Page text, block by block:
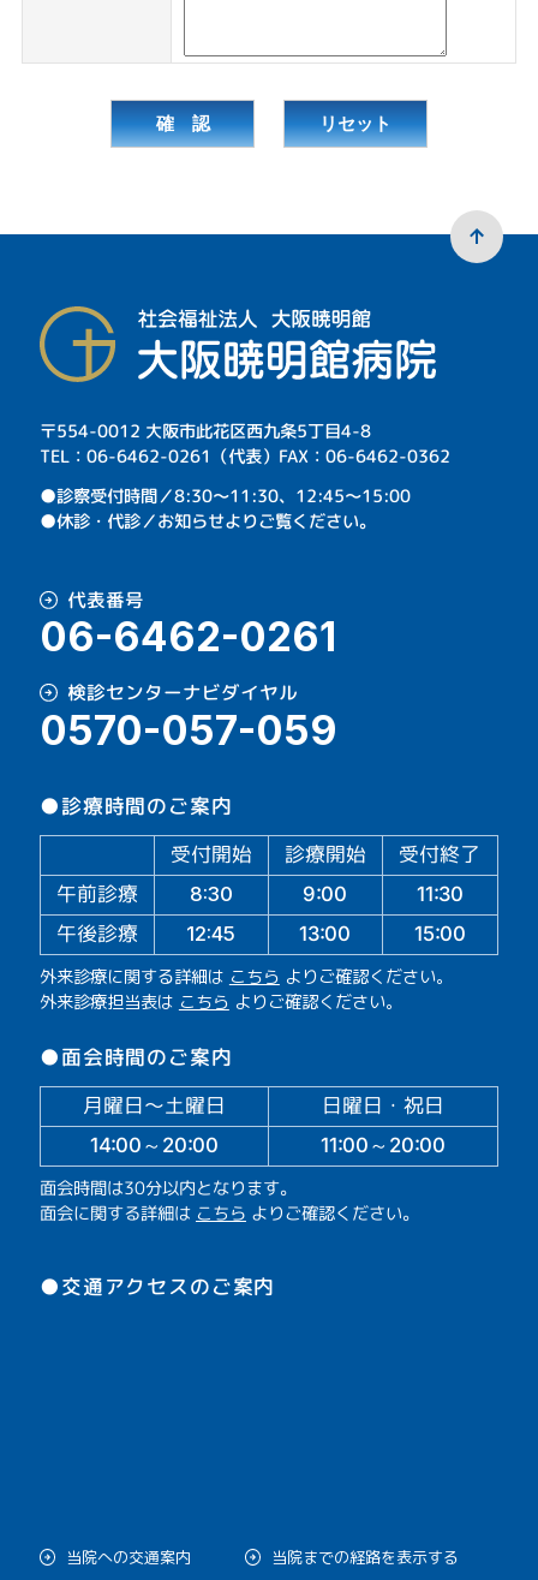
〒554-0012 大阪市此花区西九条5丁目4-8
TEL：06-6462-0261（代表）FAX：06-6462-0362
⁩●診察受付時間／8:30～11:30、12:45～15:00
●休診・代診／お知らせよりご覧ください。
代表番号
06-6462-0261
検診センターナビダイヤル
0570-057-059
●診療時間のご案内
受付開始 診療開始
受付終了
午前診療
8:30 9:00 11:30
午後診療 12:45 13:00 15:00
外来診療に関する詳細は こちら よりご確認ください。
外来診療担当表は こちら よりご確認ください。
●面会時間のご案内
月曜日～土曜日 日曜日・祝日
14:00～20:00 11:00～20:00
面会時間は30分以内となります。
面会に関する詳細は こちら よりご確認ください。
●交通アクセスのご案内
当院への交通案内 当院までの経路を表示する